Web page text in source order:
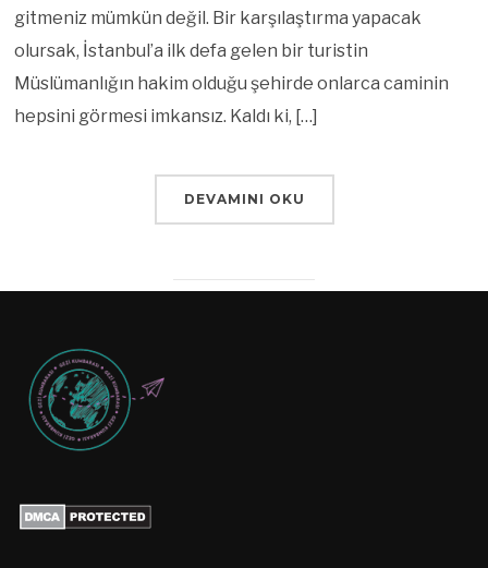
gitmeniz mümkün değil. Bir karşılaştırma yapacak
olursak, İstanbul’a ilk defa gelen bir turistin
Müslümanlığın hakim olduğu şehirde onlarca caminin
hepsini görmesi imkansız. Kaldı ki, […]
DEVAMINI OKU